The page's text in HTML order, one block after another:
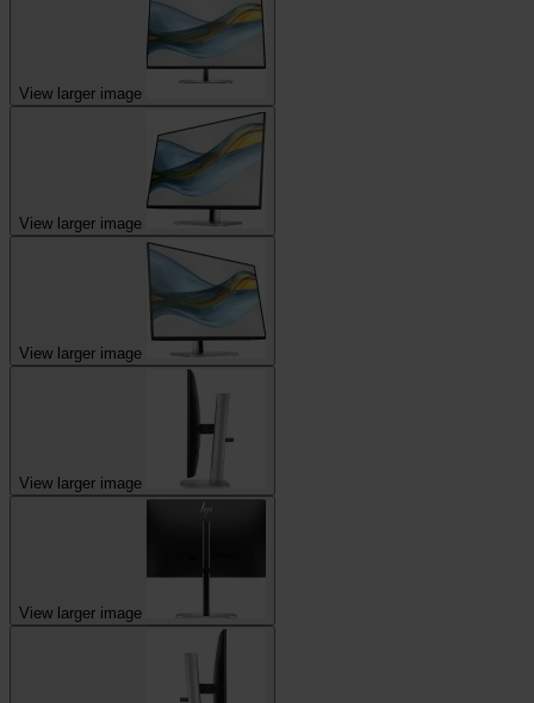
View larger image
View larger image
View larger image
View larger image
View larger image